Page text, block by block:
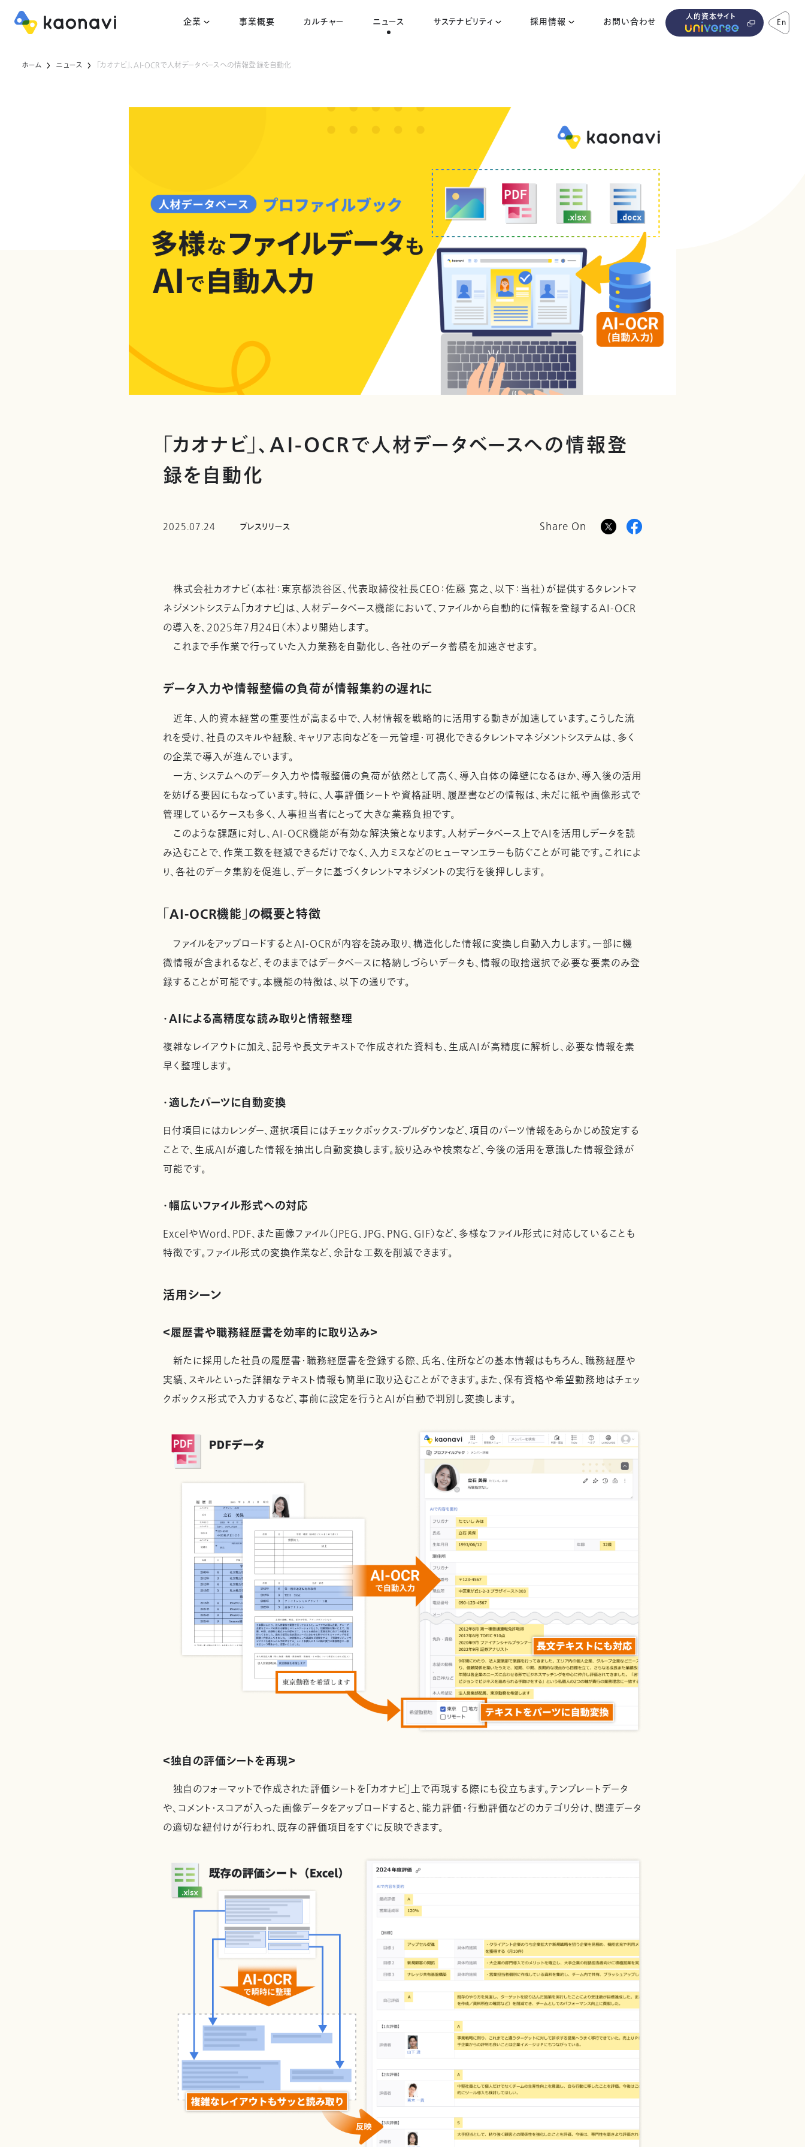
企業 事業概要 カルチャー ニュース サステナビリティ 採用情報 お問い合わせ 人的資本サイト En
ホーム ニュース 「カオナビ」、AI-OCRで人材データベースへの情報登録を自動化
「カオナビ」、AI-OCRで人材データベースへの情報登
録を自動化
2025.07.24 プレスリリース Share On
株式会社カオナビ（本社：東京都渋谷区、代表取締役社長CEO：佐藤 寛之、以下：当社）が提供するタレントマ
ネジメントシステム「カオナビ」は、人材データベース機能において、ファイルから自動的に情報を登録するAI-OCR
の導入を、2025年7月24日（木）より開始します。
これまで手作業で行っていた入力業務を自動化し、各社のデータ蓄積を加速させます。
データ入力や情報整備の負荷が情報集約の遅れに
近年、人的資本経営の重要性が高まる中で、人材情報を戦略的に活用する動きが加速しています。こうした流
れを受け、社員のスキルや経験、キャリア志向などを一元管理・可視化できるタレントマネジメントシステムは、多く
の企業で導入が進んでいます。
一方、システムへのデータ入力や情報整備の負荷が依然として高く、導入自体の障壁になるほか、導入後の活用
を妨げる要因にもなっています。特に、人事評価シートや資格証明、履歴書などの情報は、未だに紙や画像形式で
管理しているケースも多く、人事担当者にとって大きな業務負担です。
このような課題に対し、AI-OCR機能が有効な解決策となります。人材データベース上でAIを活用しデータを読
み込むことで、作業工数を軽減できるだけでなく、入力ミスなどのヒューマンエラーも防ぐことが可能です。これによ
り、各社のデータ集約を促進し、データに基づくタレントマネジメントの実行を後押しします。
「AI-OCR機能」の概要と特徴
ファイルをアップロードするとAI-OCRが内容を読み取り、構造化した情報に変換し自動入力します。一部に機
微情報が含まれるなど、そのままではデータベースに格納しづらいデータも、情報の取捨選択で必要な要素のみ登
録することが可能です。本機能の特徴は、以下の通りです。
・AIによる高精度な読み取りと情報整理
複雑なレイアウトに加え、記号や長文テキストで作成された資料も、生成AIが高精度に解析し、必要な情報を素
早く整理します。
・適したパーツに自動変換
日付項目にはカレンダー、選択項目にはチェックボックス・プルダウンなど、項目のパーツ情報をあらかじめ設定する
ことで、生成AIが適した情報を抽出し自動変換します。絞り込みや検索など、今後の活用を意識した情報登録が
可能です。
・幅広いファイル形式への対応
ExcelやWord、PDF、また画像ファイル（JPEG、JPG、PNG、GIF）など、多様なファイル形式に対応していることも
特徴です。ファイル形式の変換作業など、余計な工数を削減できます。
活用シーン
＜履歴書や職務経歴書を効率的に取り込み＞
新たに採用した社員の履歴書・職務経歴書を登録する際、氏名、住所などの基本情報はもちろん、職務経歴や
実績、スキルといった詳細なテキスト情報も簡単に取り込むことができます。また、保有資格や希望勤務地はチェッ
クボックス形式で入力するなど、事前に設定を行うとAIが自動で判別し変換します。
＜独自の評価シートを再現＞
独自のフォーマットで作成された評価シートを「カオナビ」上で再現する際にも役立ちます。テンプレートデータ
や、コメント・スコアが入った画像データをアップロードすると、能力評価・行動評価などのカテゴリ分け、関連データ
の適切な紐付けが行われ、既存の評価項目をすぐに反映できます。